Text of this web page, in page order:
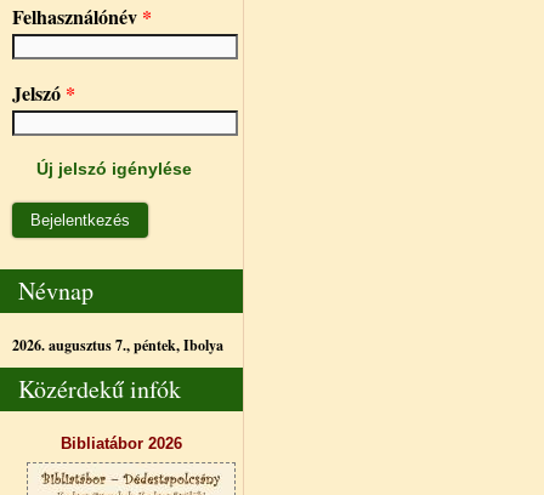
Felhasználónév *
Jelszó *
Új jelszó igénylése
Névnap
2026. augusztus 7., péntek,Ibolya
Közérdekű infók
Bibliatábor 2026